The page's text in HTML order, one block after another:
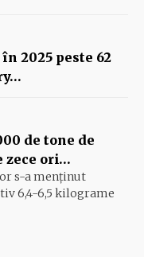
2025 peste 62
de tone de
zece ori…
s-a menţinut
6,4-6,5 ki­lograme